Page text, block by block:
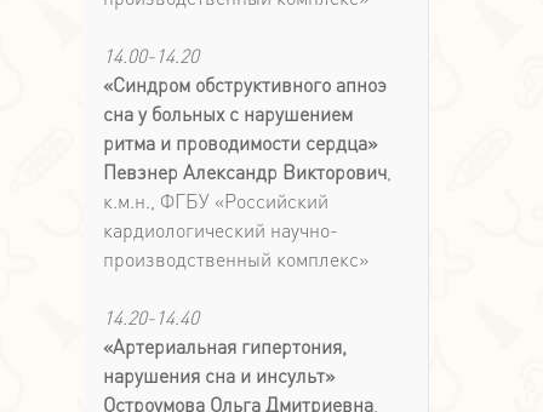
14.00-14.20
«Синдром обструктивного апноэ
сна у больных с нарушением
ритма и проводимости сердца»
Певзнер Александр Викторович,
к.м.н., ФГБУ «Российский
кардиологический научно-
производственный комплекс»
14.20-14.40
«Артериальная гипертония,
нарушения сна и инсульт»
Остроумова Ольга Дмитриевна,